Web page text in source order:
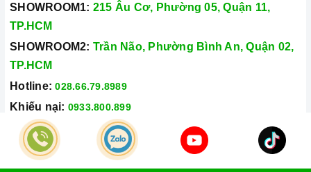
SHOWROOM1: 215 Âu Cơ, Phường 05, Quận 11,
TP.HCM
SHOWROOM2: Trần Não, Phường Bình An, Quận 02,
TP.HCM
Hotline: 028.66.79.8989
Khiếu nại: 0933.800.899